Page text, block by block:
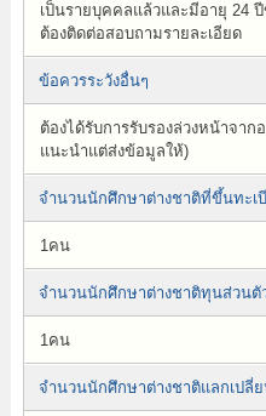
เป็นรายบุคคลแล้วและมีอายุ 24
ต้องติดต่อสอบถามรายละเอียด
ข้อควรระวังอื่นๆ
ต้องได้รับการรับรองล่วงหน้าจา
แนะนำแต่ส่งข้อมูลให้)
จำนวนนักศึกษาต่างชาติที่ขึ้นทะเ
1คน
จำนวนนักศึกษาต่างชาติทุนส่วนตั
1คน
จำนวนนักศึกษาต่างชาติแลกเปลี่